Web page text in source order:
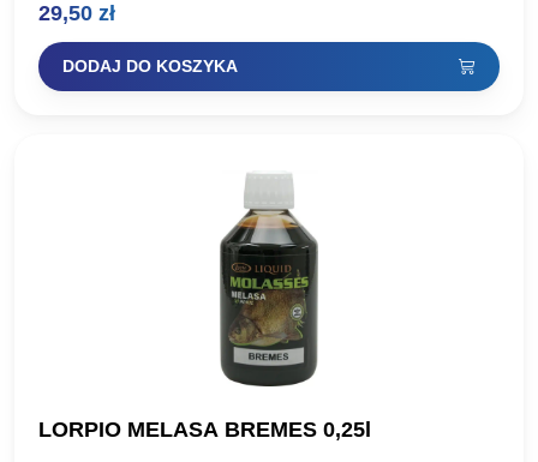
stwierdzić, że seria…
29,50 zł
DODAJ DO KOSZYKA
LORPIO MELASA BREMES 0,25l